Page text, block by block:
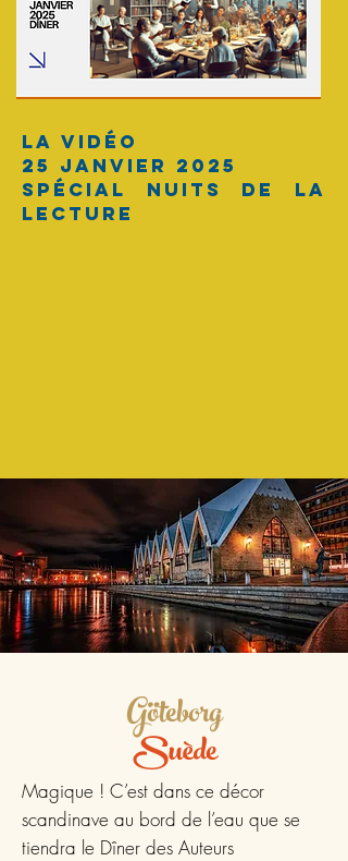
La vidéo
25 janvier 2025
spécial Nuits de la
Lecture
Göteborg
Suède
Magique ! C’est dans ce décor
scandinave au bord de l’eau que se
tiendra le Dîner des Auteurs